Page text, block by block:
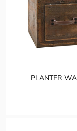
PLANTER